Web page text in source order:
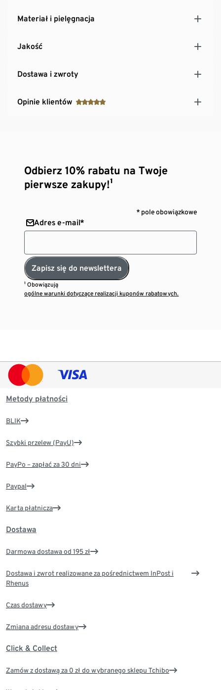
Materiał i pielęgnacja
Jakość
Dostawa i zwroty
Opinie klientów
Odbierz 10% rabatu na Twoje
pierwsze zakupy!¹
* pole obowiązkowe
Adres e-mail*
Zapisz się do newslettera
¹ Obowiązują
ogólne warunki dotyczące realizacji kuponów rabatowych.
Metody płatności
BLIK
Szybki przelew (PayU)
PayPo – zapłać za 30 dni
Paypal
Karta płatnicza
Dostawa
Darmowa dostawa od 195 zł
Dostawa i zwrot realizowane za pośrednictwem InPost i
Rhenus
Czas dostawy
Zmiana adresu dostawy
Click & Collect
Zamów z dostawą za 0 zł do wybranego sklepu Tchibo